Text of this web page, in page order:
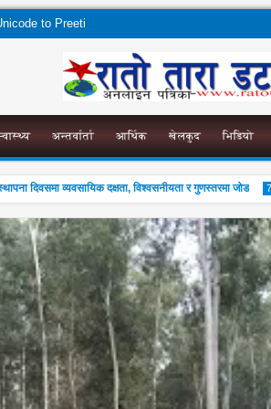
to Preeti
अन्तर्वार्ता आर्थिक खेलकुद भिडियो
व्यवसायिक दक्षता, विश्वसनीयता र गुणस्तरमा जोड 7:44
01